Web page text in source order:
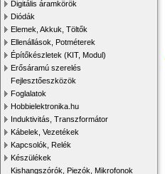
Digitális áramkörök
Diódák
Elemek, Akkuk, Töltők
Ellenállások, Potméterek
Építőkészletek (KIT, Modul)
Erősáramú szerelés
Fejlesztőeszközök
Foglalatok
Hobbielektronika.hu
Induktivitás, Transzformátor
Kábelek, Vezetékek
Kapcsolók, Relék
Készülékek
Kishangszórók, Piezók, Mikrofonok